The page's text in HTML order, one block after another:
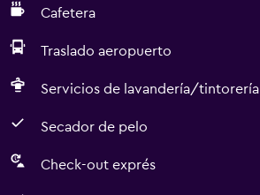
Cafetera
Traslado aeropuerto
Servicios de lavandería/tintorería
Secador de pelo
Check-out exprés